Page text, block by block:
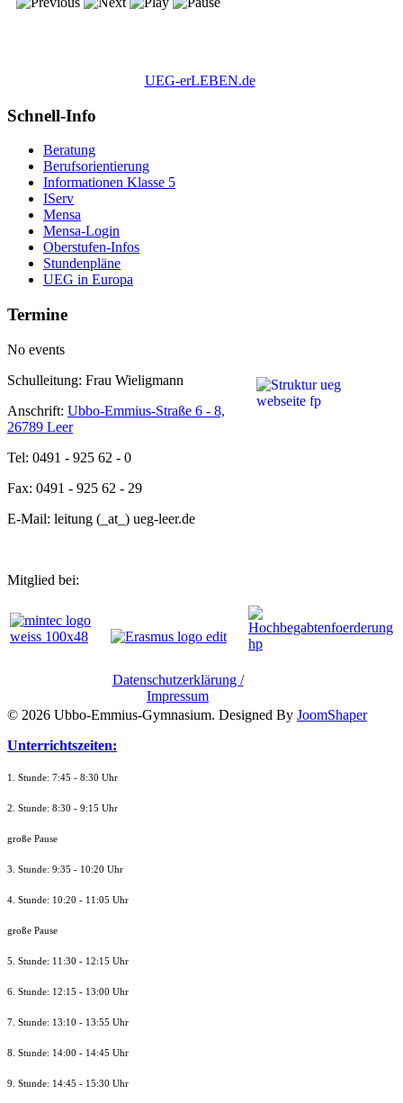
UEG-erLEBEN.de
Schnell-Info
Beratung
Berufsorientierung
Informationen Klasse 5
IServ
Mensa
Mensa-Login
Oberstufen-Infos
Stundenpläne
UEG in Europa
Termine
No events
Schulleitung: Frau Wieligmann
Anschrift: Ubbo-Emmius-Straße 6 - 8,
26789 Leer
Tel: 0491 - 925 62 - 0
Fax: 0491 - 925 62 - 29
E-Mail: leitung (_at_) ueg-leer.de
Mitglied bei:
Datenschutzerklärung /
Impressum
© 2026 Ubbo-Emmius-Gymnasium. Designed By JoomShaper
Unterrichtszeiten:
1. Stunde: 7:45 - 8:30 Uhr
2. Stunde: 8:30 - 9:15 Uhr
große Pause
3. Stunde: 9:35 - 10:20 Uhr
4. Stunde: 10:20 - 11:05 Uhr
große Pause
5. Stunde: 11:30 - 12:15 Uhr
6. Stunde: 12:15 - 13:00 Uhr
7. Stunde: 13:10 - 13:55 Uhr
8. Stunde: 14:00 - 14:45 Uhr
9. Stunde: 14:45 - 15:30 Uhr